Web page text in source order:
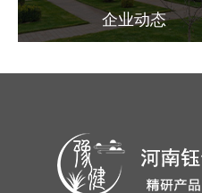
场
企业动态